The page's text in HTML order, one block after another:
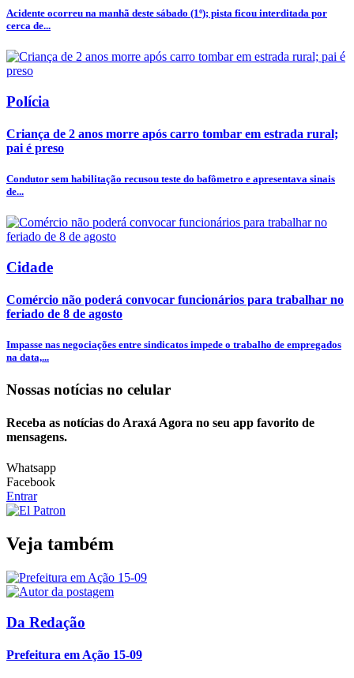
Acidente ocorreu na manhã deste sábado (1º); pista ficou interditada por
cerca de...
Polícia
Criança de 2 anos morre após carro tombar em estrada rural;
pai é preso
Condutor sem habilitação recusou teste do bafômetro e apresentava sinais
de...
Cidade
Comércio não poderá convocar funcionários para trabalhar no
feriado de 8 de agosto
Impasse nas negociações entre sindicatos impede o trabalho de empregados
na data,...
Nossas notícias no celular
Receba as notícias do Araxá Agora no seu app favorito de
mensagens.
Whatsapp
Facebook
Entrar
Veja também
Da Redação
Prefeitura em Ação 15-09